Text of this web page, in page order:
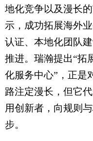
地化竞争以及漫长
示，成功拓展海外
认证、本地化团队
推进。瑞瀚提出“拓
化服务中心”，正是
路注定漫长，但它
用创新者，向规则
步。